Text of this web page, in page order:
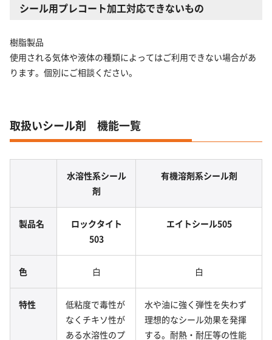
シール用プレコート加工対応できないもの
樹脂製品
使用される気体や液体の種類によってはご利用できない場合があ
ります。個別にご相談ください。
取扱いシール剤 機能一覧
水溶性系シール
剤
有機溶剤系シール剤
製品名
ロックタイト
503
エイトシール505
色 白 白
特性
低粘度で毒性が
なくチキソ性が
ある水溶性のプ
水や油に強く弾性を失わず
理想的なシール効果を発揮
する。耐熱・耐圧等の性能